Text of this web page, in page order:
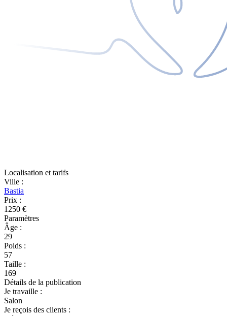
Localisation et tarifs
Ville :
Bastia
Prix :
1250 €
Paramètres
Âge :
29
Poids :
57
Taille :
169
Détails de la publication
Je travaille :
Salon
Je reçois des clients :